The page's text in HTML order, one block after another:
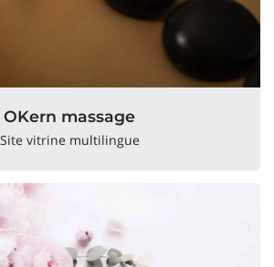
OKern massage
Site vitrine multilingue